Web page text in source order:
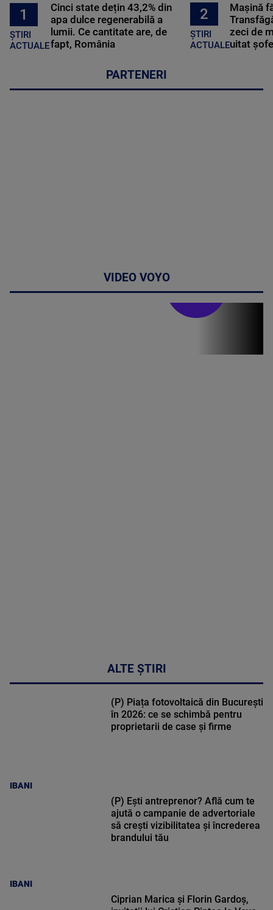
1
ȘTIRI
ACTUALE
Cinci state dețin 43,2% din
apa dulce regenerabilă a
lumii. Ce cantitate are, de
fapt, România
2
ȘTIRI
ACTUALE
Mașină
zeci de
uitat
PARTENERI
VIDEO VOYO
Stirile PRO TV
ALTE ȘTIRI
IBANI
(P) Piața fotovoltaică din București
în 2026: ce se schimbă pentru
proprietarii de case și firme
IBANI
(P) Ești antreprenor? Află cum te
ajută o campanie de advertoriale
să crești vizibilitatea și încrederea
brandului tău
Ciprian Marica și Florin Gardoș,